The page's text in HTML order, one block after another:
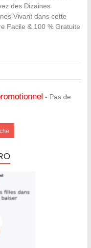
des Dizaines
Vivant dans cette
Facile & 100 % Gratuite
- Pas de